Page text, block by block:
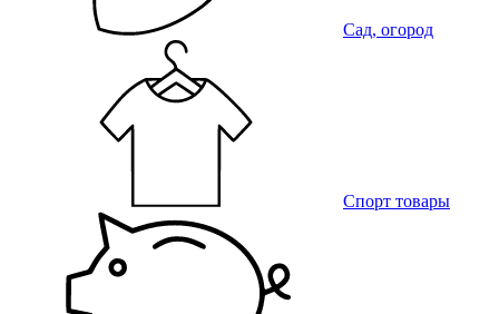
Сад, огород
Спорт товары